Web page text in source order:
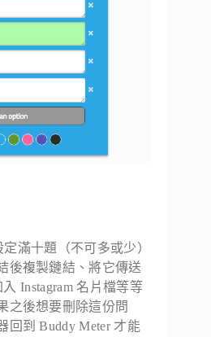
滿十題（不可多或少）
後複製鏈結、將它傳送
Instagram 名片檔等等
之後想要刪除這份問
回到 Buddy Meter 才能